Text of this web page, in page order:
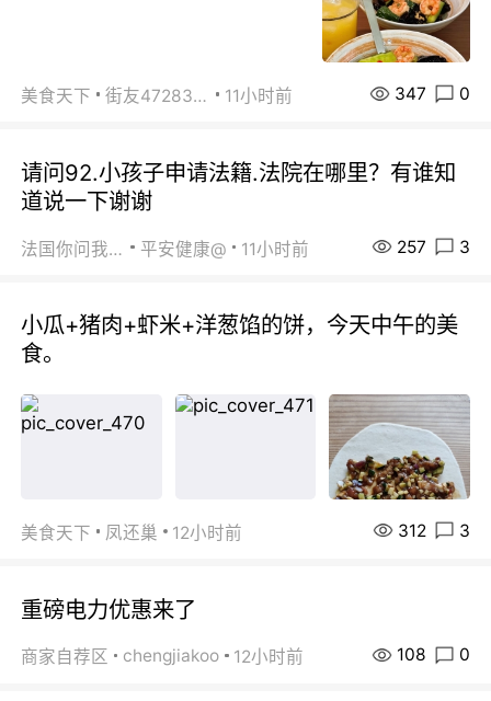
美食天下 街友472838572 11小时前 347 0
请问92.小孩子申请法籍.法院在哪里？有谁知
道说一下谢谢
法国你问我答 平安健康@ 11小时前 257 3
小瓜+猪肉+虾米+洋葱馅的饼，今天中午的美
食。
美食天下 凤还巢 12小时前 312 3
重磅电力优惠来了
商家自荐区 chengjiakoo 12小时前 108 0